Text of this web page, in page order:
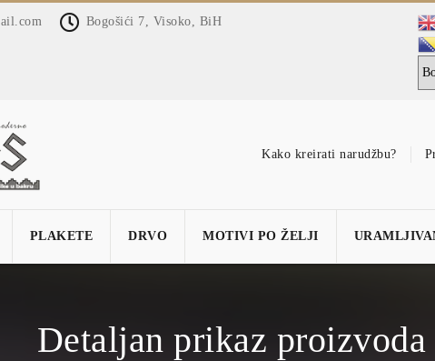
Bogošići 7, Visoko, BiH
Kako kreirati narudžbu?
PLAKETE DRVO MOTIVI PO ŽELJI
Detaljan prikaz proizvoda